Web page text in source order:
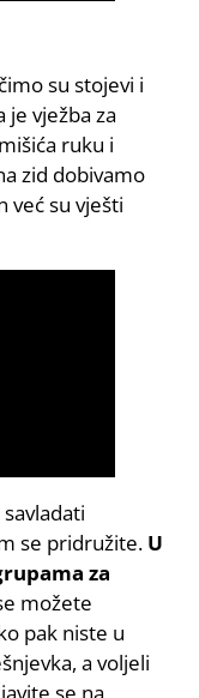
su stojevi i
je vježba za
ruku i
zid dobivamo
već su vješti
se pridružite. U
za
možete
pak niste u
a voljeli